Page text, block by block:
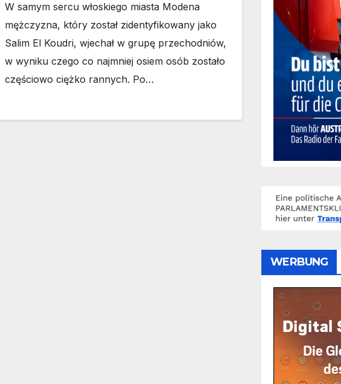
W samym sercu włoskiego miasta Modena
mężczyzna, który został zidentyfikowany jako
Salim El Koudri, wjechał w grupę przechodniów,
w wyniku czego co najmniej osiem osób zostało
częściowo ciężko rannych. Po…
WERBUNG